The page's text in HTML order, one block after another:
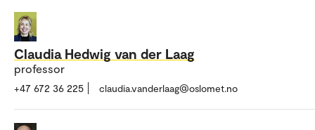
Claudia Hedwig van der Laag
professor
+47 672 36 225 claudia.vanderlaag@oslomet.no